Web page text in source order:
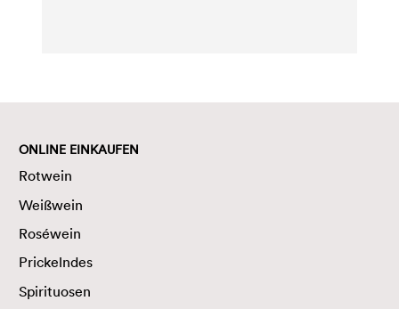
ONLINE EINKAUFEN
Rotwein
Weißwein
Roséwein
Prickelndes
Spirituosen